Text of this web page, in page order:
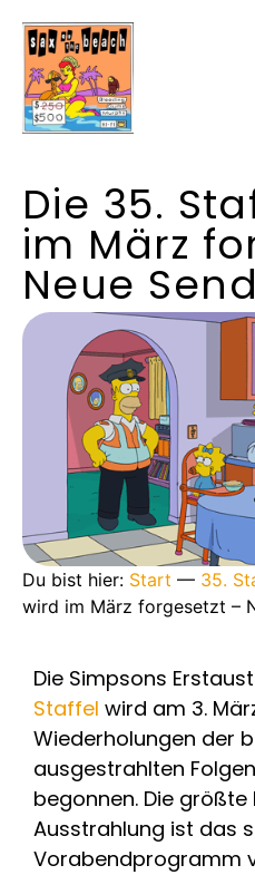
Die 35.
im März
Neue
Du bist hier: Start — 35.
wird im März forgesetzt –
Die Simpsons
Staffel wird am 3.
Wiederholungen der
ausgestrahlten
begonnen. Die größte
Ausstrahlung ist das
Vorabendprogramm